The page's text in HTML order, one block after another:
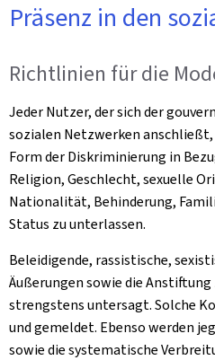
Präsenz in den
Richtlinien für die
Jeder Nutzer, der sich der
sozialen Netzwerken
Form der Diskriminierung in
Religion, Geschlecht, sexuelle
Nationalität, Behinderung,
Status zu unterlassen.
Beleidigende, rassistische,
Äußerungen sowie die Anstiftung
strengstens untersagt. Solche
und gemeldet. Ebenso werden
sowie die systematische